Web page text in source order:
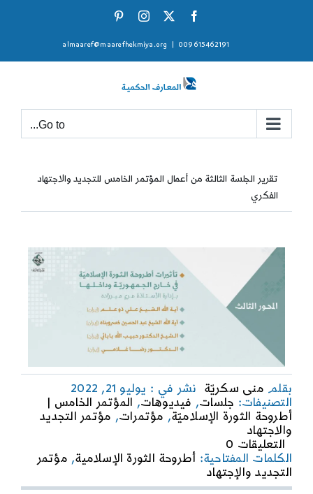
Facebook
X
Instagram
009615462191
almaaref@maarefhekmiya.org
Go to...
تقرير الجلسة الثالثة من أعمال المؤتمر الخامس للتجديد والاجتهاد
الفكري
بقلم منى سكريّة
نشر في : يوليو 21, 2022
التصنيفات: جلسات, فيديوهات, المؤتمر الخامس |
أطروحة الثورة الإسلاميّة, مؤتمرات, مؤتمر التجديد
والاجتهاد
التعليقات 0
on
تقرير
الجلسة
الثالثة
الكلمات المفتاحية: أطروحة الثورة الإسلامية, مؤتمر
التجديد والإجتهاد